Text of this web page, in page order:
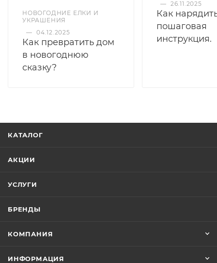
НОВОГОДНИЕ ЕЛКИ И
УКРАШЕНИЯ
— 04.12.2025
Как превратить дом
в новогоднюю
сказку?
— 26.11.2025
Как
пошаговая
инструкция.
КАТАЛОГ
АКЦИИ
УСЛУГИ
БРЕНДЫ
КОМПАНИЯ
ИНФОРМАЦИЯ